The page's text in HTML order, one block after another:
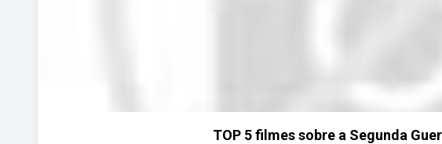
TOP 5 filmes sobre a Segunda